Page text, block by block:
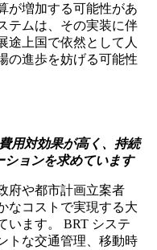
が増加する可能性があ
テムは、その実装に伴
途上国で依然として人
の進歩を妨げる可能性
用対効果が高く、持続
ションを求めています
府や都市計画立案者
なコストで実現する大
います。 BRT システ
トな交通管理、移動時